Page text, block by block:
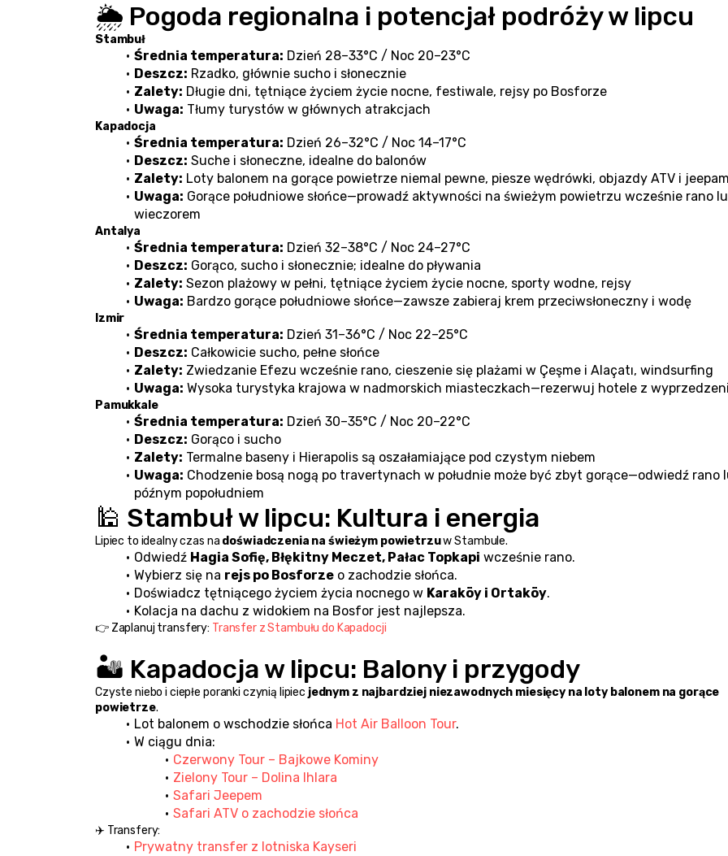
🌦️ Pogoda regionalna i potencjał podróży w lipcu
Stambuł
Średnia temperatura: Dzień 28–33°C / Noc 20–23°C
Deszcz: Rzadko, głównie sucho i słonecznie
Zalety: Długie dni, tętniące życiem życie nocne, festiwale, rejsy po Bosforze
Uwaga: Tłumy turystów w głównych atrakcjach
Kapadocja
Średnia temperatura: Dzień 26–32°C / Noc 14–17°C
Deszcz: Suche i słoneczne, idealne do balonów
Zalety: Loty balonem na gorące powietrze niemal pewne, piesze wędrówki, objazdy ATV i
Uwaga: Gorące południowe słońce—prowadź aktywności na świeżym powietrzu wcześnie rano
wieczorem
Antalya
Średnia temperatura: Dzień 32–38°C / Noc 24–27°C
Deszcz: Gorąco, sucho i słonecznie; idealne do pływania
Zalety: Sezon plażowy w pełni, tętniące życiem życie nocne, sporty wodne, rejsy
Uwaga: Bardzo gorące południowe słońce—zawsze zabieraj krem przeciwsłoneczny i wodę
Izmir
Średnia temperatura: Dzień 31–36°C / Noc 22–25°C
Deszcz: Całkowicie sucho, pełne słońce
Zalety: Zwiedzanie Efezu wcześnie rano, cieszenie się plażami w Çeşme i Alaçatı, windsurfing
Uwaga: Wysoka turystyka krajowa w nadmorskich miasteczkach—rezerwuj hotele z
Pamukkale
Średnia temperatura: Dzień 30–35°C / Noc 20–22°C
Deszcz: Gorąco i sucho
Zalety: Termalne baseny i Hierapolis są oszałamiające pod czystym niebem
Uwaga: Chodzenie bosą nogą po travertynach w południe może być zbyt gorące—odwiedź rano
późnym popołudniem
🕌 Stambuł w lipcu: Kultura i energia
Lipiec to idealny czas na doświadczenia na świeżym powietrzu w Stambule.
Odwiedź Hagia Sofię, Błękitny Meczet, Pałac Topkapi wcześnie rano.
Wybierz się na rejs po Bosforze o zachodzie słońca.
Doświadcz tętniącego życiem życia nocnego w Karaköy i Ortaköy.
Kolacja na dachu z widokiem na Bosfor jest najlepsza.
👉 Zaplanuj transfery: Transfer z Stambułu do Kapadocji
🏜️ Kapadocja w lipcu: Balony i przygody
Czyste niebo i ciepłe poranki czynią lipiec jednym z najbardziej niezawodnych miesięcy na loty balonem na gorące
powietrze.
Lot balonem o wschodzie słońca Hot Air Balloon Tour.
W ciągu dnia:
Czerwony Tour – Bajkowe Kominy
Zielony Tour – Dolina Ihlara
Safari Jeepem
Safari ATV o zachodzie słońca
✈️ Transfery:
Prywatny transfer z lotniska Kayseri